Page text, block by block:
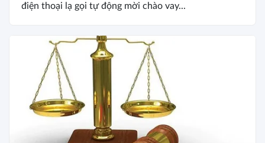
điện thoại lạ gọi tự động mời chào vay...